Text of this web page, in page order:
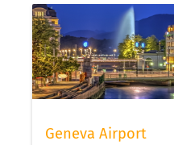
Geneva Airport